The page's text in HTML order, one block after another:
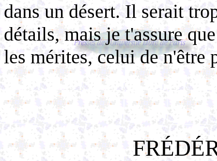
dans un désert. Il serait
détails, mais je t'assure
les mérites, celui de n'être